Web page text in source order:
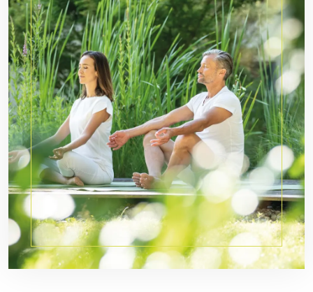
DER NATURPARK